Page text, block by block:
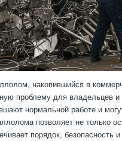
накопившийся в
проблему для владельцев
нормальной работе и
позволяет не только
порядок, безопасность